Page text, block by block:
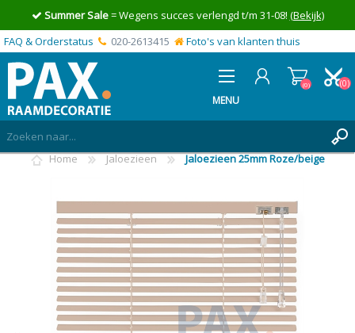
Summer Sale= Wegens succes verlengd t/m 31-08! (Bekijk)
FAQ & Orderstatus
020-2613415 Foto's van klanten thuis
MENU
MIJN OFFERTE
(0)
(0)
(0)
Home Jaloezieen Jaloezieen 25mm Roze/beige